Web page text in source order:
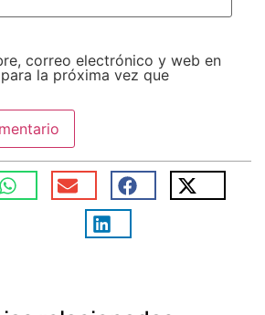
correo electrónico y web en
la próxima vez que